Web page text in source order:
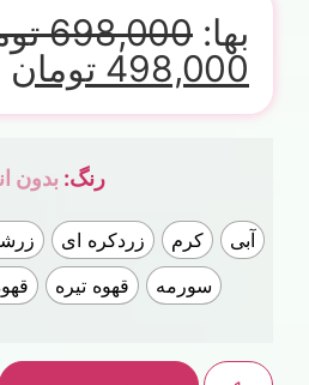
بها: 698,000
498,000 تومان
رنگ: بدون
آبی کرم زردکره ای
سورمه
قهوه تیره